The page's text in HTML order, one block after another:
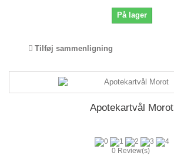
På lager
Tilføj sammenligning
Apotekartvål Morot
0 Review(s)